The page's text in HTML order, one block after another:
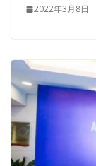
2022年3月8日